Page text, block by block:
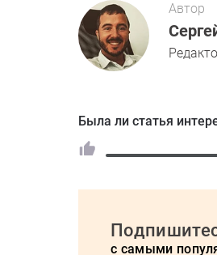
Автор
Была ли статья
с самыми